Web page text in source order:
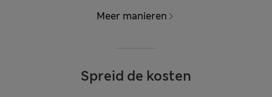
Meer manieren
Spreid de kosten